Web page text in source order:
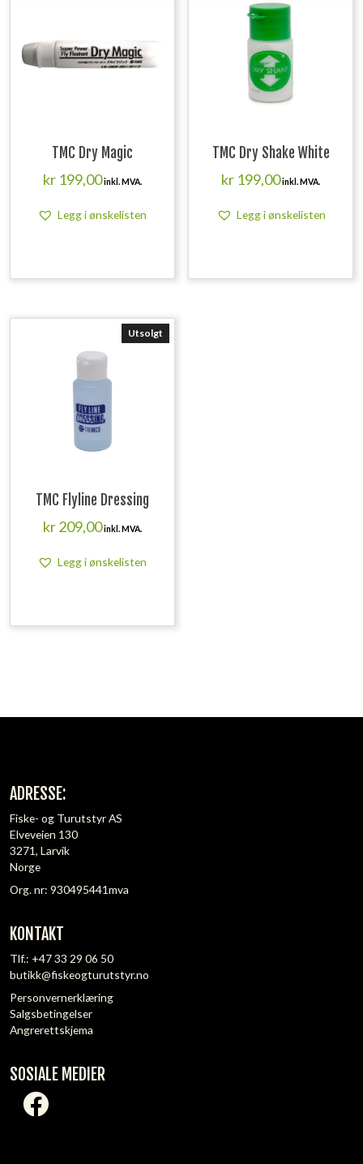
TMC Dry Magic
kr199,00inkl. MVA.
Legg i ønskelisten
TMC Dry Shake White
kr 199,00inkl. MVA.
Legg i ønskelisten
Utsolgt
TMC Flyline Dressing
kr209,00inkl. MVA.
Legg i ønskelisten
ADRESSE:
Fiske- og Turutstyr AS
Elveveien 130
3271, Larvik
Norge
Org. nr: 930495441mva
KONTAKT
Tlf.: +47 33 29 06 50
butikk@fiskeogturutstyr.no
Personvernerklæring
Salgsbetingelser
Angrerettskjema
SOSIALE MEDIER